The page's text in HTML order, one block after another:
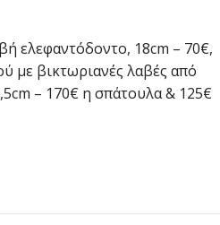
ελεφαντόδοντο, 18cm – 70€,
με βικτωριανές λαβές από
– 170€ η σπάτουλα & 125€